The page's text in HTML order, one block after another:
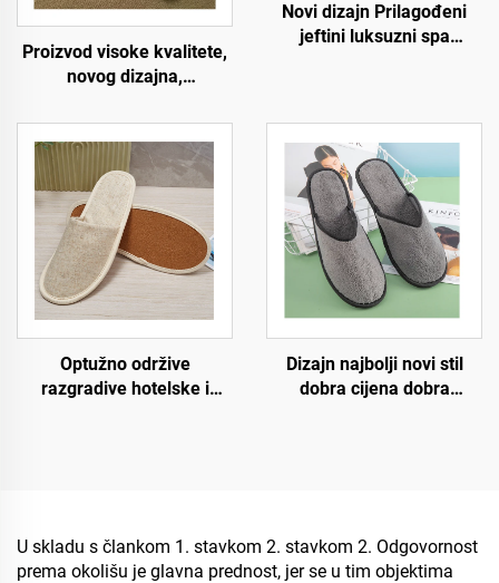
Proizvod visoke kvalitete,
novog dizajna,
protuklizne udobne meke
papuče za avio kompanije,
jednokratne luksuzne
hotelske papuče
Novi dizajn Prilagođeni
jeftini luksuzni spa
Optužno održive
razgradive hotelske i
Dizajn najbolji novi stil
dobra cijena dobra
U skladu s člankom 1. stavkom 2. stavkom 2. Odgovornost
prema okolišu je glavna prednost, jer se u tim objektima